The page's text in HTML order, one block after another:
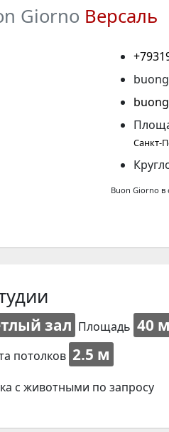
Giorno Версаль
Санкт-
Buon Giorno в
зал Площадь 40 м
потолков 2.5 м
с животными по запросу